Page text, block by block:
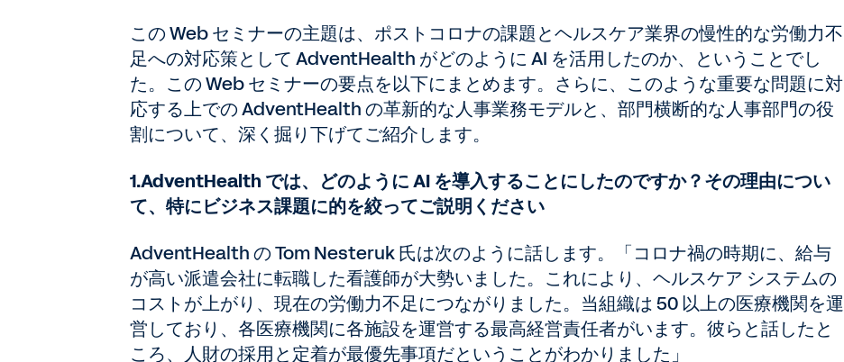
この Web セミナーの主題は、ポストコロナの課題とヘルスケア業界の慢性的な労働力不
足への対応策として AdventHealth がどのように AI を活用したのか、ということでし
た。この Web セミナーの要点を以下にまとめます。さらに、このような重要な問題に対
応する上での AdventHealth の革新的な人事業務モデルと、部門横断的な人事部門の役
割について、深く掘り下げてご紹介します。
1.AdventHealth では、どのように AI を導入することにしたのですか？その理由につい
て、特にビジネス課題に的を絞ってご説明ください
AdventHealth の Tom Nesteruk 氏は次のように話します。「コロナ禍の時期に、給与
が高い派遣会社に転職した看護師が大勢いました。これにより、ヘルスケア システムの
コストが上がり、現在の労働力不足につながりました。当組織は 50 以上の医療機関を運
営しており、各医療機関に各施設を運営する最高経営責任者がいます。彼らと話したと
ころ、人財の採用と定着が最優先事項だということがわかりました」